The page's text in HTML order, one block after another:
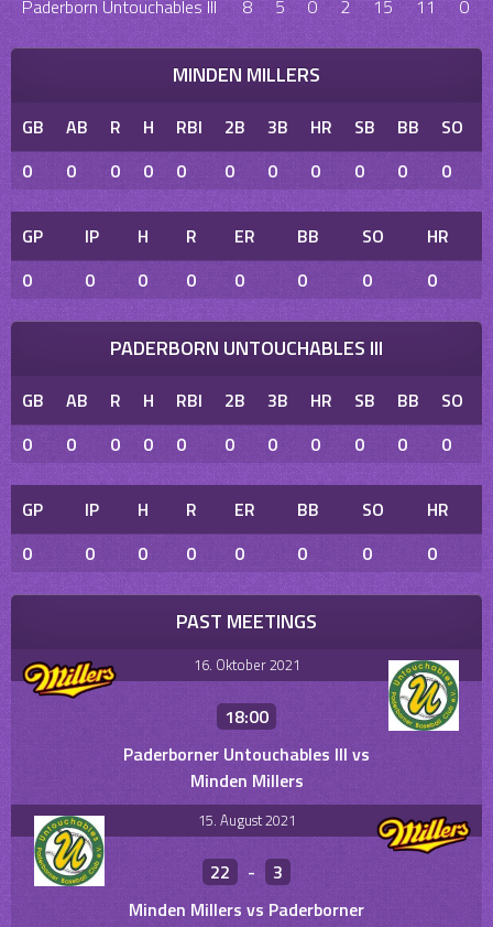
Paderborn Untouchables III
8 5 0 2 15 11 0
MINDEN MILLERS
GB AB R H RBI 2B 3B HR SB BB SO
0
0 0 0 0 0 0 0 0 0 0
GP IP H R ER BB SO
HR
0
0 0 0 0 0 0 0
PADERBORN UNTOUCHABLES III
GB AB R H RBI 2B 3B HR SB BB SO
0
0 0 0 0 0 0 0 0 0 0
GP IP H R ER BB SO
HR
0
0 0 0 0 0 0 0
PAST MEETINGS
16. Oktober 2021
18:00
Paderborner Untouchables III vs
Minden Millers
15. August 2021
22 -
3
Minden Millers vs Paderborner